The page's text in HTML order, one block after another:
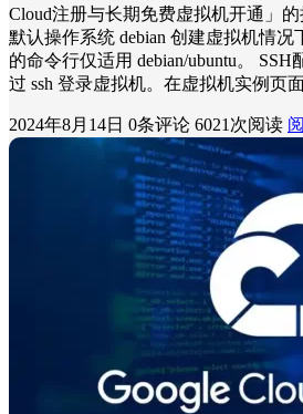
Cloud注册与长期免费虚拟机开通」
默认操作系统 debian 创建虚拟机情况
的命令行仅适用 debian/ubuntu。 SSH
过 ssh 登录虚拟机。在虚拟机实例页
2024年8月14日 0条评论 6021次阅读